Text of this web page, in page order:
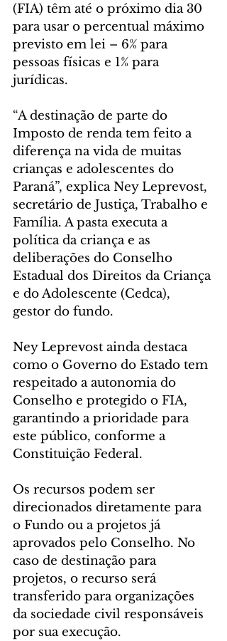
(FIA) têm até o próximo dia 30
para usar o percentual máximo
previsto em lei – 6% para
pessoas físicas e 1% para
jurídicas.
“A destinação de parte do
Imposto de renda tem feito a
diferença na vida de muitas
crianças e adolescentes do
Paraná”, explica Ney Leprevost,
secretário de Justiça, Trabalho e
Família. A pasta executa a
política da criança e as
deliberações do Conselho
Estadual dos Direitos da Criança
e do Adolescente (Cedca),
gestor do fundo.
Ney Leprevost ainda destaca
como o Governo do Estado tem
respeitado a autonomia do
Conselho e protegido o FIA,
garantindo a prioridade para
este público, conforme a
Constituição Federal.
Os recursos podem ser
direcionados diretamente para
o Fundo ou a projetos já
aprovados pelo Conselho. No
caso de destinação para
projetos, o recurso será
transferido para organizações
da sociedade civil responsáveis
por sua execução.